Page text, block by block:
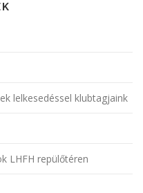
lelkesedéssel klubtagjaink
LHFH repülőtéren